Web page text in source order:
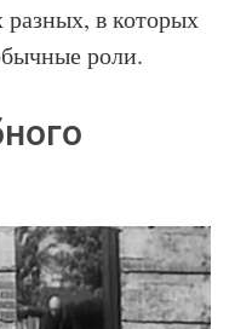
в которых
роли.